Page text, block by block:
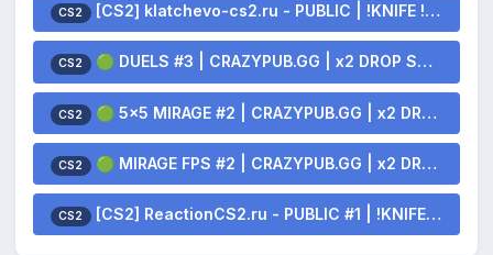
CS2 [CS2] klatchevo-cs2.ru - PUBLIC | !KNIFE !SKINS
CS2 🟢 DUELS #3 | CRAZYPUB.GG | x2 DROP SKINS
CS2 🟢 5x5 MIRAGE #2 | CRAZYPUB.GG | x2 DROP SKINS
CS2 🟢 MIRAGE FPS #2 | CRAZYPUB.GG | x2 DROP SKINS
CS2 [CS2] ReactionCS2.ru - PUBLIC #1 | !KNIFE !SKINS